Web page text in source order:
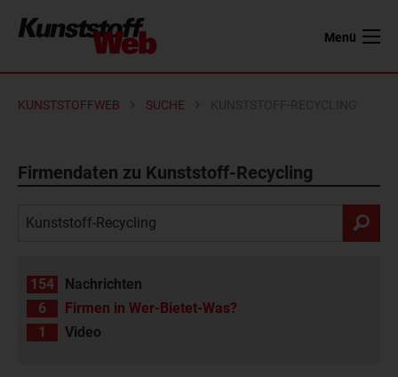
Menü
KUNSTSTOFFWEB SUCHE
Firmendaten zu Kunststoff-Recycling
154
Nachrichten
6
Firmen in Wer-Bietet-Was?
1
Video